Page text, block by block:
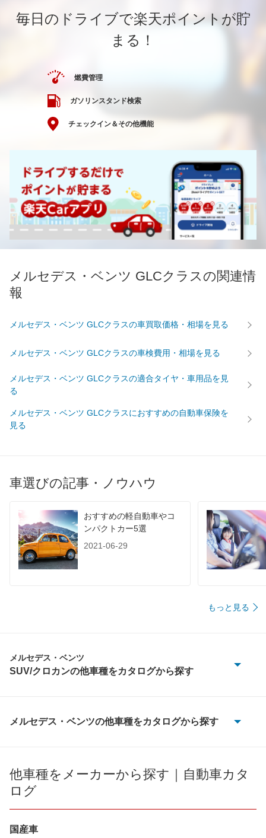
毎日のドライブで楽天ポイントが貯
まる！
燃費管理
ガソリンスタンド検索
チェックイン＆その他機能
メルセデス・ベンツ GLCクラスの関連情
報
メルセデス・ベンツ GLCクラスの車買取価格・相場を見る
メルセデス・ベンツ GLCクラスの車検費用・相場を見る
メルセデス・ベンツ GLCクラスの適合タイヤ・車用品を見
る
メルセデス・ベンツ GLCクラスにおすすめの自動車保険を
見る
車選びの記事・ノウハウ
おすすめの軽自動車やコ
ンパクトカー5選
2021-06-29
もっと見る
メルセデス・ベンツ
SUV/クロカンの他車種をカタログから探す
EQA
EQC
EQS SUV
メルセデス・ベンツの他車種をカタログから探す
190クラス
Aクラス
Bクラス
他車種をメーカーから探す｜自動車カタ
ログ
国産車